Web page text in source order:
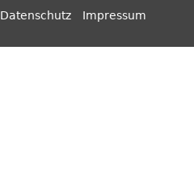
Datenschutz Impressum